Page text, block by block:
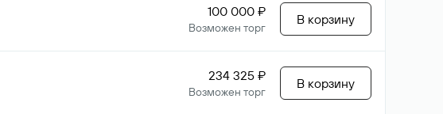
100 000 ₽
Возможен торг
В корзину
234 325 ₽
Возможен торг
В корзину